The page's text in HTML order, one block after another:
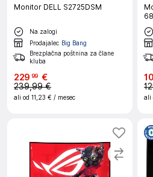
Monitor DELL S2725DSM
Na zalogi
Prodajalec Big Bang
Brezplačna poštnina za člane
kluba
229 99 €
239,99 €
ali od 11,23 € / mesec ali